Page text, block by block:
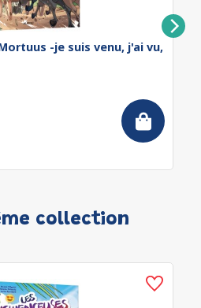
-je suis venu, j'ai vu,
collection